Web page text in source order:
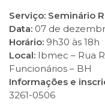
Serviço: Seminário
Data: 07 de
Horário: 9h30 às 18h
Local: Ibmec – Rua
Funcionários – BH
Informações e
3261-0506